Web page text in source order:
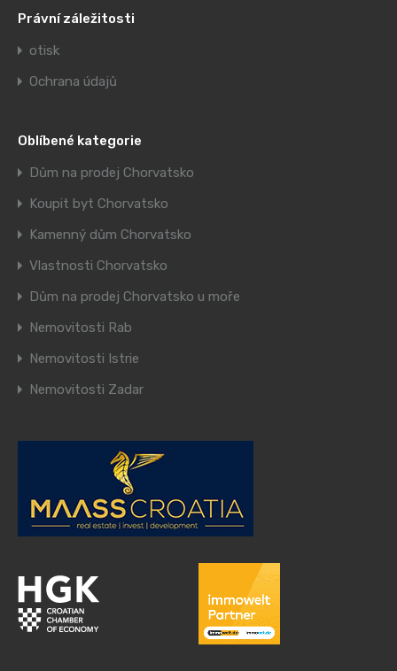
Právní záležitosti
otisk
Ochrana údajů
Oblíbené kategorie
Dům na prodej Chorvatsko
Koupit byt Chorvatsko
Kamenný dům Chorvatsko
Vlastnosti Chorvatsko
Dům na prodej Chorvatsko u moře
Nemovitosti Rab
Nemovitosti Istrie
Nemovitosti Zadar